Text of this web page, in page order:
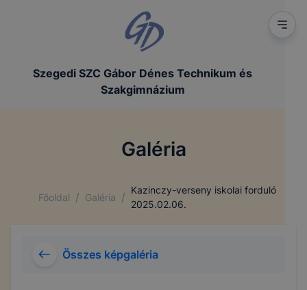
Szegedi SZC Gábor Dénes Technikum és
Szakgimnázium
Galéria
Főoldal / Galéria /
Kazinczy-verseny iskolai forduló
2025.02.06.
Összes képgaléria